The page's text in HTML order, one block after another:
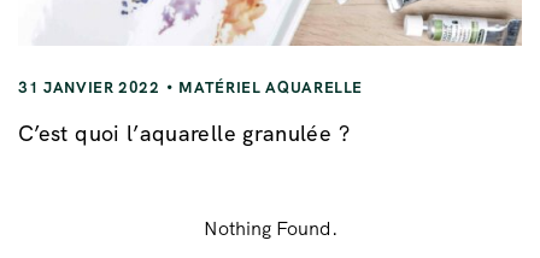
31 JANVIER 2022 MATÉRIEL AQUARELLE
C’est quoi l’aquarelle granulée ?
Nothing Found.